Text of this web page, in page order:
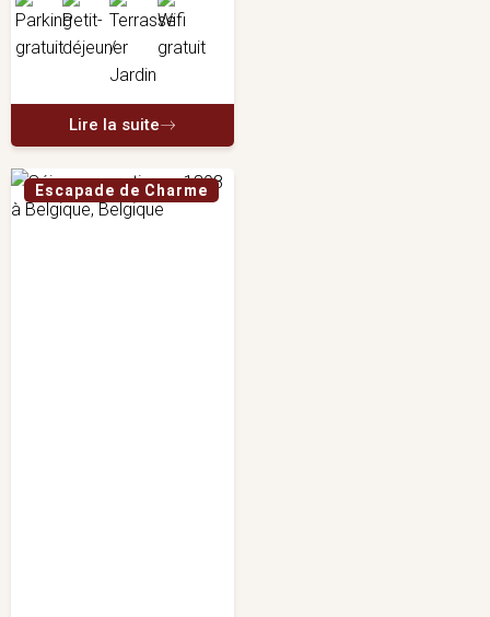
Lire la suite
Escapade de Charme